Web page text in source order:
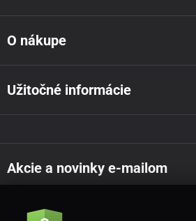
O nákupe
Užitočné informácie
Akcie a novinky e-mailom